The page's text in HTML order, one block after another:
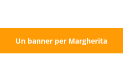
Un banner per Margherita